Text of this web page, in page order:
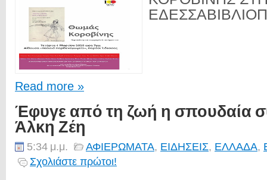
Read more »
Έφυγε από τη ζωή η σπουδαία
Άλκη Ζέη
5:34 μ.μ. ΑΦΙΕΡΩΜΑΤΑ, ΕΙΔΗΣΕΙΣ, ΕΛΛΑΔΑ,
Σχολιάστε πρώτοι!